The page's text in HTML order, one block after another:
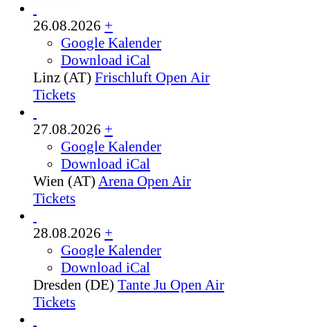
26.08.2026 +
Google Kalender
Download iCal
Linz (AT) Frischluft Open Air
Tickets
27.08.2026 +
Google Kalender
Download iCal
Wien (AT) Arena Open Air
Tickets
28.08.2026 +
Google Kalender
Download iCal
Dresden (DE) Tante Ju Open Air
Tickets